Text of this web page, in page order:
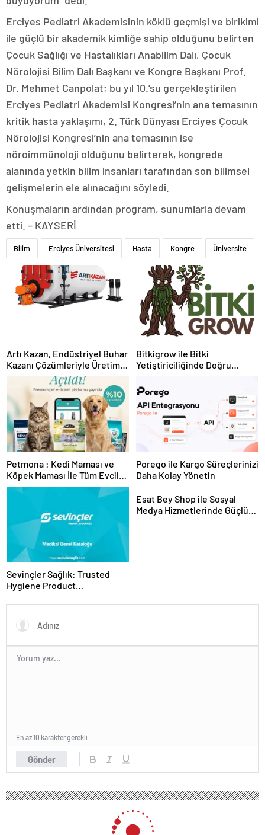
Erciyes Pediatri Akademisinin köklü geçmişi ve birikimi
ile güçlü bir akademik kimliğe sahip olduğunu belirten
Çocuk Sağlığı ve Hastalıkları Anabilim Dalı, Çocuk
Nörolojisi Bilim Dalı Başkanı ve Kongre Başkanı Prof.
Dr. Mehmet Canpolat; bu yıl 10.’su gerçekleştirilen
Erciyes Pediatri Akademisi Kongresi’nin ana temasının
kritik hasta yaklaşımı, 2. Türk Dünyası Erciyes Çocuk
Nörolojisi Kongresi’nin ana temasının ise
nöroimmünoloji olduğunu belirterek, kongrede
alanında yetkin bilim insanları tarafından son bilimsel
gelişmelerin ele alınacağını söyledi.
Konuşmaların ardından program, sunumlarla devam
etti. – KAYSERİ
Bilim Erciyes Üniversitesi Hasta Kongre Üniversite
Artı Kazan, Endüstriyel Buhar
Kazanı Çözümleriyle Üretim
Tesislerine Verimli Sistemler
Sunuyor
Bitkigrow ile Bitki
Yetiştiriciliğinde Doğru
Petmona : Kedi Maması ve
Köpek Maması İle Tüm Evcil
Hayvan Ürünleri
Porego ile Kargo Süreçlerinizi
Daha Kolay Yönetin
Sevinçler Sağlık: Trusted
Hygiene Product
Esat Bey Shop ile Sosyal
Medya Hizmetlerinde Güçlü
Gönder
En az 10 karakter gerekli